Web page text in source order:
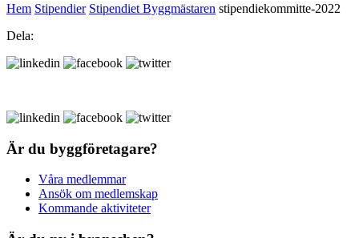
Hem Stipendier Stipendiet Byggmästaren stipendiekommitte-2022
Dela:
Är du byggföretagare?
Våra medlemmar
Ansök om medlemskap
Kommande aktiviteter